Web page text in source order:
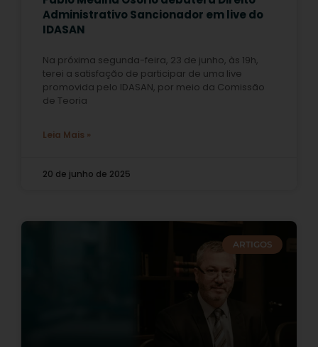
Administrativo Sancionador em live do
IDASAN
Na próxima segunda-feira, 23 de junho, às 19h,
terei a satisfação de participar de uma live
promovida pelo IDASAN, por meio da Comissão
de Teoria
Leia Mais »
20 de junho de 2025
ARTIGOS